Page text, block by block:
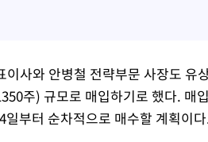
이사와 안병철 전략부문 사장도 유
주) 규모로 매입하기로 했다. 매
일부터 순차적으로 매수할 계획이